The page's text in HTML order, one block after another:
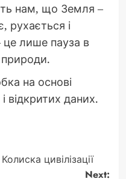
нам, що Земля –
рухається і
це лише пауза в
природи.
на основі
відкритих даних.
цивілізації
Next: